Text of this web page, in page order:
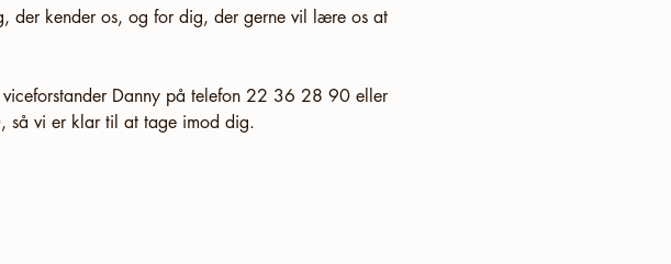
der kender os, og for dig, der gerne vil lære os at
viceforstander Danny på telefon 22 36 28 90 eller
så vi er klar til at tage imod dig.